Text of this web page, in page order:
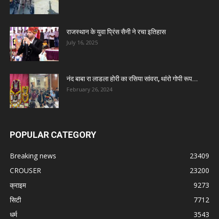
राजस्थान के युवा प्रिंस सैनी ने रचा इतिहास
July 16, 2025
नंद बाबा रा लाडला होरी का रसिया सांवरा, थांरो गोपी रूप...
February 26, 2024
POPULAR CATEGORY
Breaking news
23409
CROUSER
23200
क्राइम
9273
सिटी
7712
धर्म
3543